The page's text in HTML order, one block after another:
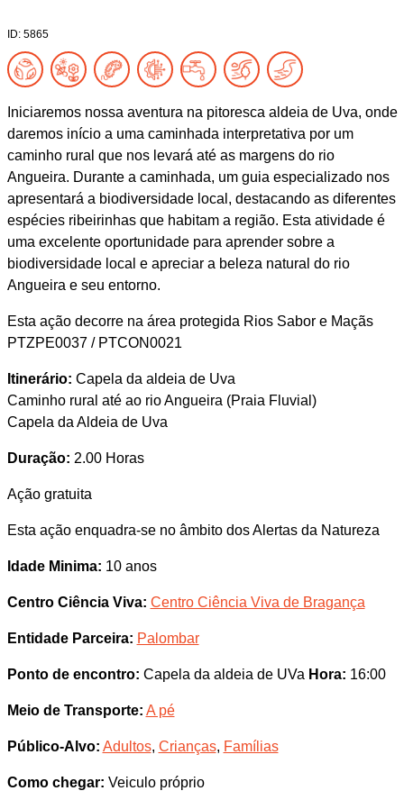
ID: 5865
Iniciaremos nossa aventura na pitoresca aldeia de Uva, onde
daremos início a uma caminhada interpretativa por um
caminho rural que nos levará até as margens do rio
Angueira. Durante a caminhada, um guia especializado nos
apresentará a biodiversidade local, destacando as diferentes
espécies ribeirinhas que habitam a região. Esta atividade é
uma excelente oportunidade para aprender sobre a
biodiversidade local e apreciar a beleza natural do rio
Angueira e seu entorno.
Esta ação decorre na área protegida Rios Sabor e Maçãs
PTZPE0037 / PTCON0021
Itinerário: Capela da aldeia de Uva
Caminho rural até ao rio Angueira (Praia Fluvial)
Capela da Aldeia de Uva
Duração: 2.00 Horas
Ação gratuita
Esta ação enquadra-se no âmbito dos Alertas da Natureza
Idade Minima: 10 anos
Centro Ciência Viva: Centro Ciência Viva de Bragança
Entidade Parceira: Palombar
Ponto de encontro: Capela da aldeia de UVa Hora: 16:00
Meio de Transporte: A pé
Público-Alvo: Adultos, Crianças, Famílias
Como chegar: Veiculo próprio